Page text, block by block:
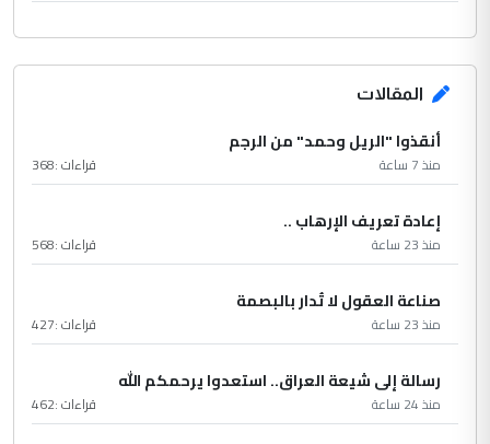
المقالات
أنقذوا "الريل وحمد" من الرجم
منذ 7 ساعة قراءات :368
إعادة تعريف الإرهاب ..
منذ 23 ساعة قراءات :568
صناعة العقول لا تُدار بالبصمة
منذ 23 ساعة قراءات :427
رسالة إلى شيعة العراق.. استعدوا يرحمكم الله
منذ 24 ساعة قراءات :462